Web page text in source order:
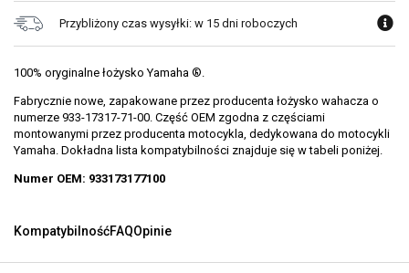
Przybliżony czas wysyłki: w 15 dni roboczych
100% oryginalne łożysko Yamaha ®.
Fabrycznie nowe, zapakowane przez producenta łożysko wahacza o
numerze 933-17317-71-00. Część OEM zgodna z częściami
montowanymi przez producenta motocykla, dedykowana do motocykli
Yamaha. Dokładna lista kompatybilności znajduje się w tabeli poniżej.
Numer OEM: 933173177100
KompatybilnośćFAQOpinie